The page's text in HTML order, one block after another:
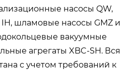
насосы QW,
шламовые насосы GMZ и
вакуумные
агрегаты XBC-SH. Вся
с учетом требований к